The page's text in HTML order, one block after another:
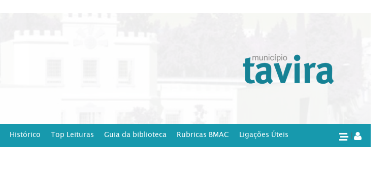
Histórico Top Leituras Guia da biblioteca Rubricas BMAC Ligações Úteis